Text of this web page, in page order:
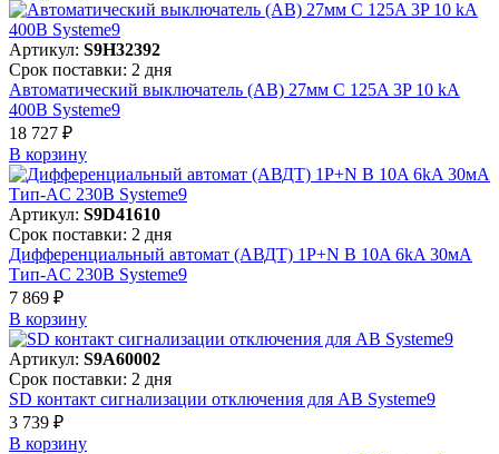
Артикул: S9H32392
Срок поставки: 2 дня
Автоматический выключатель (АВ) 27мм C 125A 3P 10 kA
400В Systeme9
18 727 ₽
В корзинy
Артикул: S9D41610
Срок поставки: 2 дня
Дифференциальный автомат (АВДТ) 1P+N B 10A 6kA 30мА
Тип-AC 230В Systeme9
7 869 ₽
В корзинy
Артикул: S9A60002
Срок поставки: 2 дня
SD контакт сигнализации отключения для АВ Systeme9
3 739 ₽
В корзинy